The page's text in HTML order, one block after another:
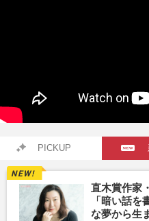
PICKUP
直木賞作家
「暗い話
な夢から生